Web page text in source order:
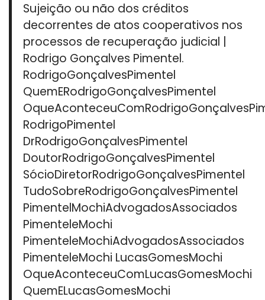
Sujeição ou não dos créditos
decorrentes de atos cooperativos nos
processos de recuperação judicial |
Rodrigo Gonçalves Pimentel.
RodrigoGonçalvesPimentel
QuemERodrigoGonçalvesPimentel
RodrigoPimentel
DrRodrigoGonçalvesPimentel
DoutorRodrigoGonçalvesPimentel
SócioDiretorRodrigoGonçalvesPimentel
TudoSobreRodrigoGonçalvesPimentel
PimentelMochiAdvogadosAssociados
PimenteleMochi
PimenteleMochiAdvogadosAssociados
PimenteleMochi LucasGomesMochi
OqueAconteceuComLucasGomesMochi
QuemELucasGomesMochi